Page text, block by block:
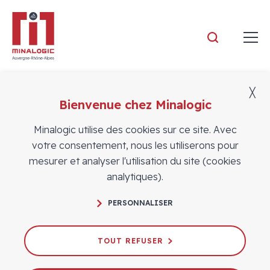
Actualités
industries manufacturières
Bienvenue chez Minalogic
Minalogic utilise des cookies sur ce site. Avec
votre consentement, nous les utiliserons pour
mesurer et analyser l'utilisation du site (cookies
analytiques).
PERSONNALISER
TOUT REFUSER
╳